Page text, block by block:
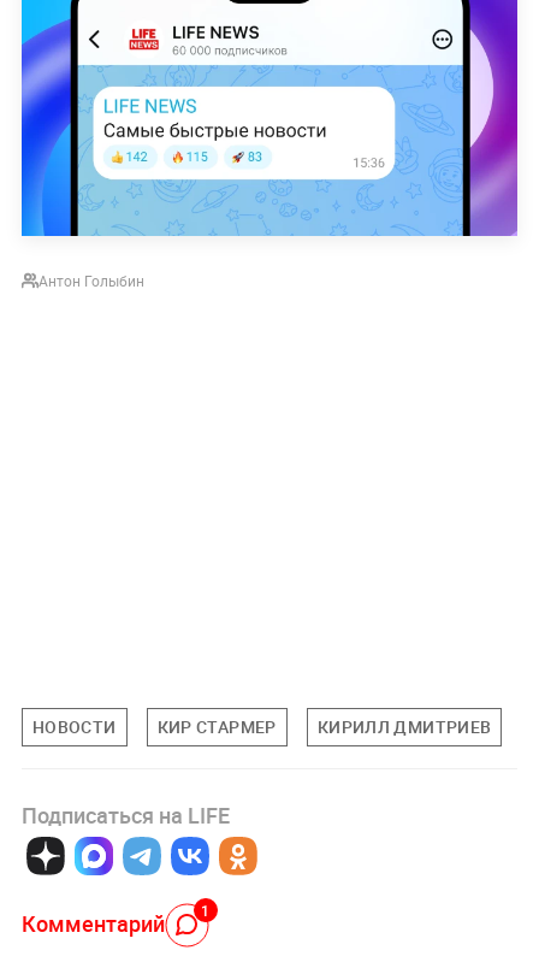
Антон Голыбин
НОВОСТИ КИР СТАРМЕР КИРИЛЛ ДМИТРИЕВ
Подписаться на LIFE
Комментарий 1